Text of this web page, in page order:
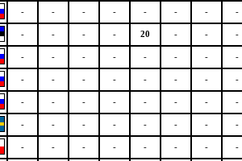
- - - - - - - -
- - - - 20 - - -
- - - - - - - -
- - - - - - - -
- - - - - - - -
- - - - - - - -
- - - - - - - -